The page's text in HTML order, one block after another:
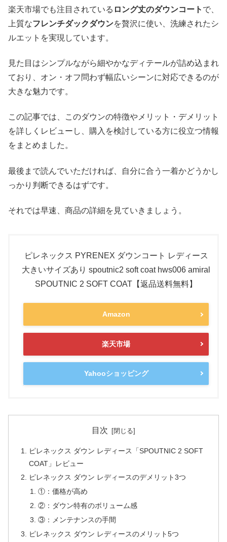
楽天市場でも注目されている ロング丈のダウンコート で、
上質なフレンチダックダウンを贅沢に使い、洗練されたシ
ルエットを実現しています。
見た目はシンプルながら細やかなディテールが詰め込まれ
ており、オン・オフ問わず幅広いシーンに対応できるのが
大きな魅力です。
この記事では、このダウンの特徴やメリット・デメリット
を詳しくレビューし、購入を検討している方に役立つ情報
をまとめました。
最後まで読んでいただければ、自分に合う一着かどうかし
っかり判断できるはずです。
それでは早速、商品の詳細を見ていきましょう。
ピレネックス PYRENEX ダウンコート レディース
大きいサイズあり spoutnic2 soft coat hws006 amiral
SPOUTNIC 2 SOFT COAT【返品送料無料】
Amazon
楽天市場
Yahooショッピング
目次
ピレネックス ダウン レディース「SPOUTNIC 2 SOFT
COAT」レビュー
ピレネックス ダウン レディースのデメリット3つ
①：価格が高め
②：ダウン特有のボリューム感
③：メンテナンスの手間
ピレネックス ダウン レディースのメリット5つ